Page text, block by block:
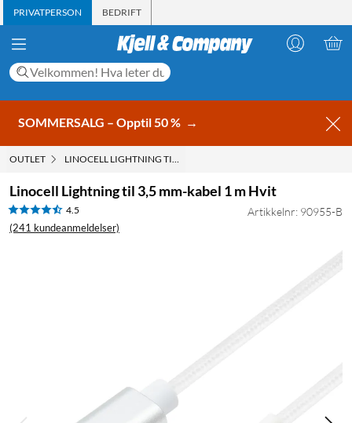
PRIVATPERSON BEDRIFT
SOMMERSALG – Opptil 50 % →
OUTLET LINOCELL LIGHTNING TIL 3,5 MM-KABEL 1 M HVIT
Linocell Lightning til 3,5 mm-kabel 1 m Hvit
4.5
(241 kundeanmeldelser)
Artikkelnr: 90955-B